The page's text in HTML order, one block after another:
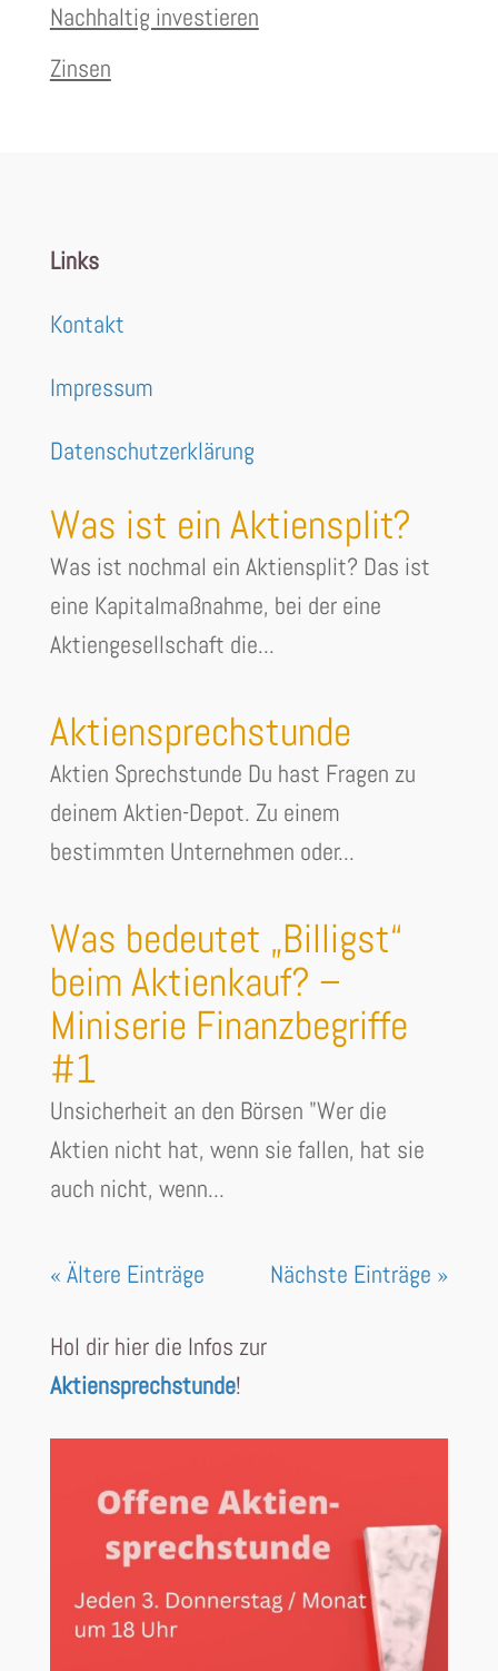
Nachhaltig investieren
Zinsen
Links
Kontakt
Impressum
Datenschutzerklärung
Was ist ein Aktiensplit?
Was ist nochmal ein Aktiensplit? Das ist
eine Kapitalmaßnahme, bei der eine
Aktiengesellschaft die...
Aktiensprechstunde
Aktien Sprechstunde Du hast Fragen zu
deinem Aktien-Depot. Zu einem
bestimmten Unternehmen oder...
Was bedeutet „Billigst“
beim Aktienkauf? –
Miniserie Finanzbegriffe
#1
Unsicherheit an den Börsen "Wer die
Aktien nicht hat, wenn sie fallen, hat sie
auch nicht, wenn...
« Ältere Einträge Nächste Einträge »
Hol dir hier die Infos zur
Aktiensprechstunde!